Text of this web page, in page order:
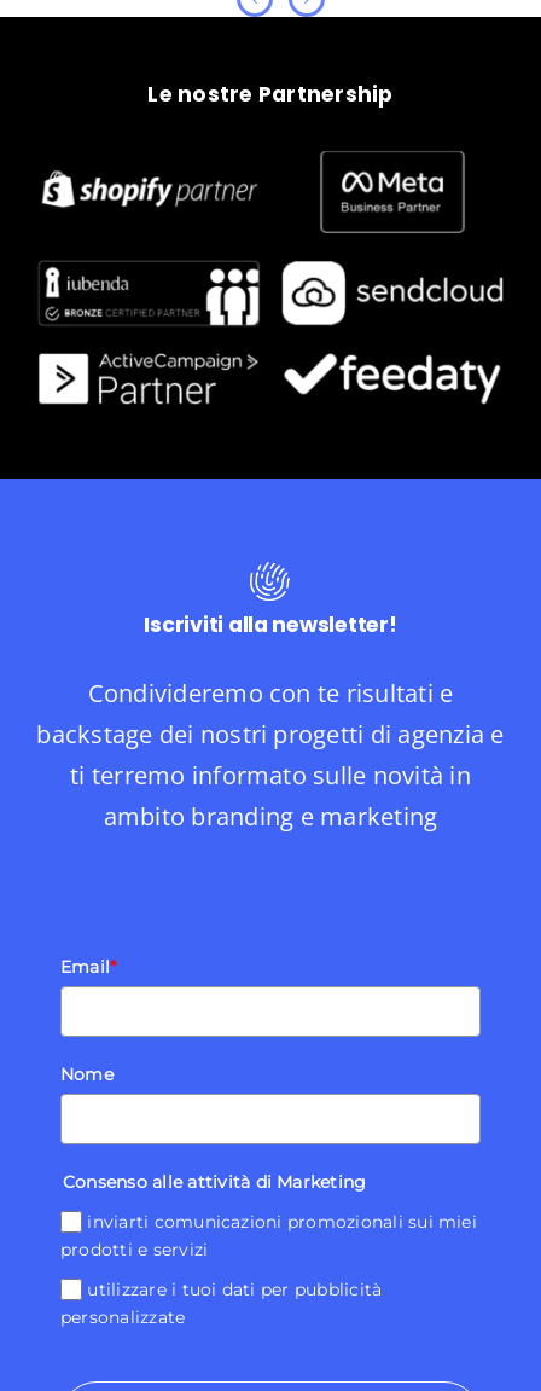
Le nostre Partnership
Iscriviti alla newsletter!
Condivideremo con te risultati e
backstage dei nostri progetti di agenzia e
ti terremo informato sulle novità in
ambito branding e marketing
Email*
Nome
Consenso alle attività di Marketing
inviarti comunicazioni promozionali sui miei
prodotti e servizi
utilizzare i tuoi dati per pubblicità
personalizzate